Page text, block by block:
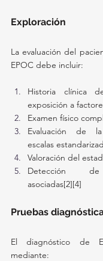
Exploración
La evaluación del
EPOC debe incluir:
Historia clínica
exposición a
Examen físico
Evaluación de
escalas
Valoración del
Detección de
asociadas[2][4]
Pruebas
El diagnóstico de
mediante: